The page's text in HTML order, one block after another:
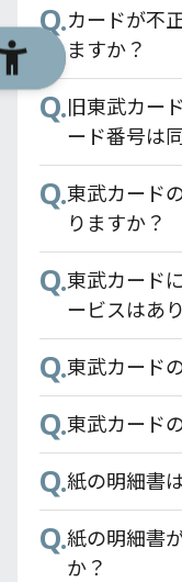
Q.利用明細は
Q.機種変更時
Q.タブレット
Q. 複数台で利
Q. スマートフ
場合の対応
Q. 東武カード
Q.カードが不
ますか？
Q.旧東武カー
ード番号は
Q.東武カード
りますか？
Q.東武カード
ービスはあ
Q.東武カード
Q.東武カード
Q.紙の明細書
Q.紙の明細書
か？